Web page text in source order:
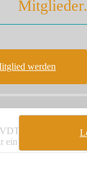
Mitglieder.
werden
Online-Event
ein modernes